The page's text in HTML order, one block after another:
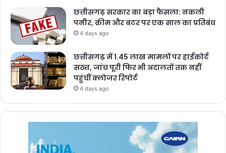
छत्तीसगढ़ सरकार का बड़ा फैसला: नकली
पनीर, क्रीम और बटर पर एक साल का प्रतिबंध
4 days ago
छत्तीसगढ़ में 1.45 लाख मामलों पर हाईकोर्ट
सख्त, जांच पूरी फिर भी अदालतों तक नहीं
पहुंचीं क्लोजर रिपोर्ट
4 days ago